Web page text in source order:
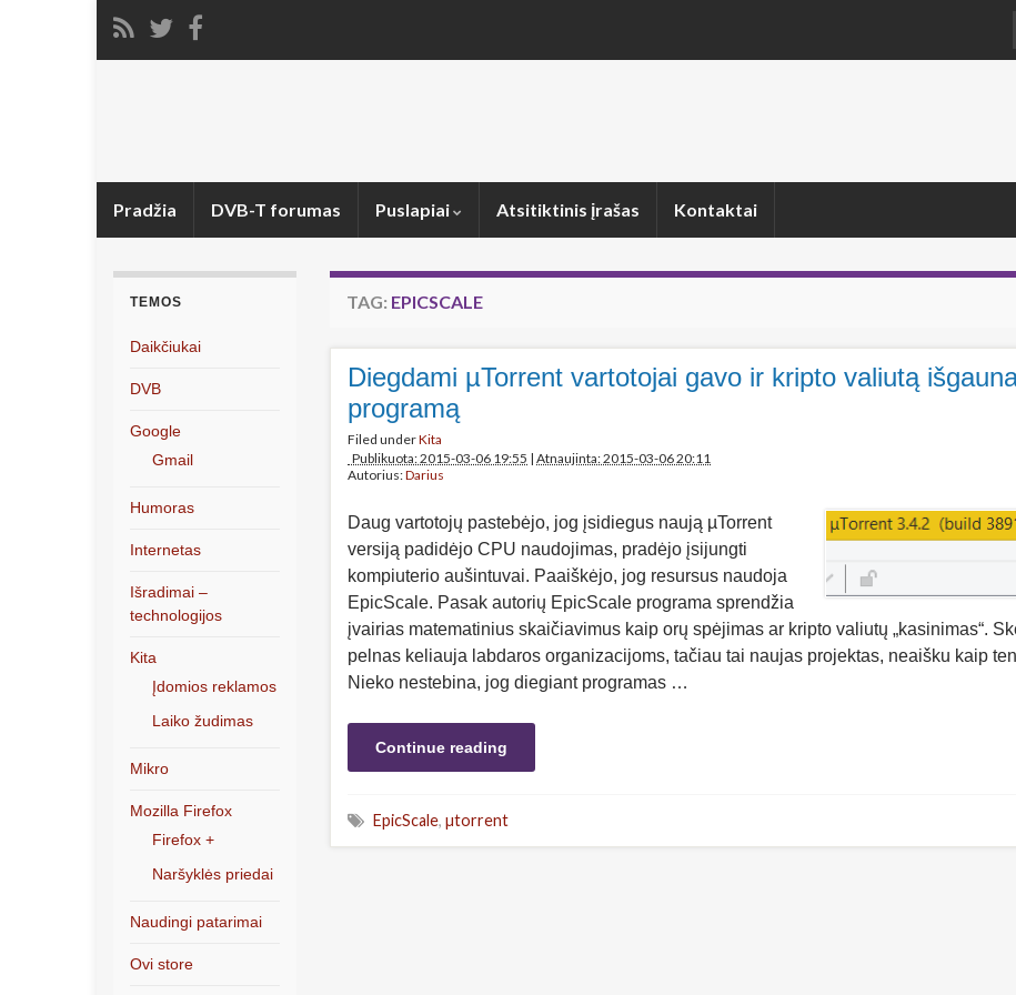
Pradžia DVB-T forumas Puslapiai Atsitiktinis įrašas Kontaktai
TAG: EPICSCALE
Diegdami µTorrent vartotojai gavo ir kripto valiutą
programą
Filed underKita
Publikuota: 2015-03-06 19:55 | Atnaujinta: 2015-03-06 20:11
Autorius:Darius
Daug vartotojų pastebėjo, jog įsidiegus naują µTorrent
versiją padidėjo CPU naudojimas, pradėjo įsijungti
kompiuterio aušintuvai. Paaiškėjo, jog resursus naudoja
EpicScale. Pasak autorių EpicScale programa sprendžia
įvairias matematinius skaičiavimus kaip orų spėjimas ar kripto valiutų „kasinimas“.
pelnas keliauja labdaros organizacijoms, tačiau tai naujas projektas, neaišku kaip
Nieko nestebina, jog diegiant programas …
Continue reading
EpicScale, µtorrent
TEMOS
Daikčiukai
DVB
Google
Gmail
Humoras
Internetas
Išradimai –
technologijos
Kita
Įdomios reklamos
Laiko žudimas
Mikro
Mozilla Firefox
Firefox +
Naršyklės priedai
Naudingi patarimai
Ovi store